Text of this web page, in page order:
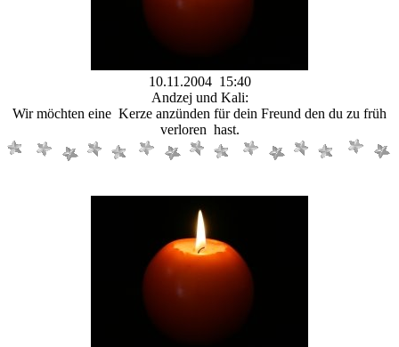
10.11.2004 15:40
Andzej und Kali:
Wir möchten eine Kerze anzünden für dein Freund den du zu früh
verloren hast.